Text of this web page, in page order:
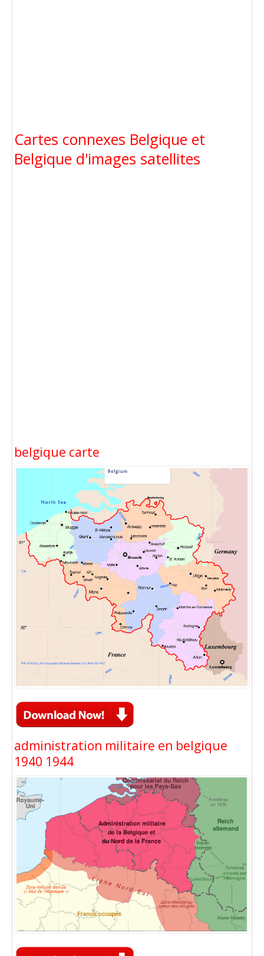
Cartes connexes Belgique et
Belgique d'images satellites
belgique carte
administration militaire en belgique
1940 1944